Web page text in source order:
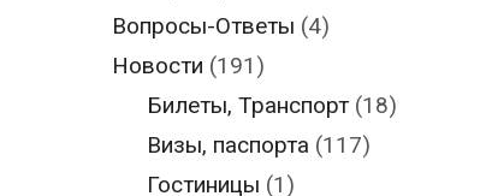
Вопросы-Ответы (4)
Новости (191)
Билеты, Транспорт(18)
Визы, паспорта (117)
Гостиницы (1)